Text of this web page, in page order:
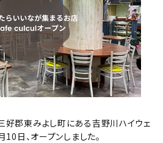
好郡東みよし町にある吉野川ハイウェ
日、オープンしました。